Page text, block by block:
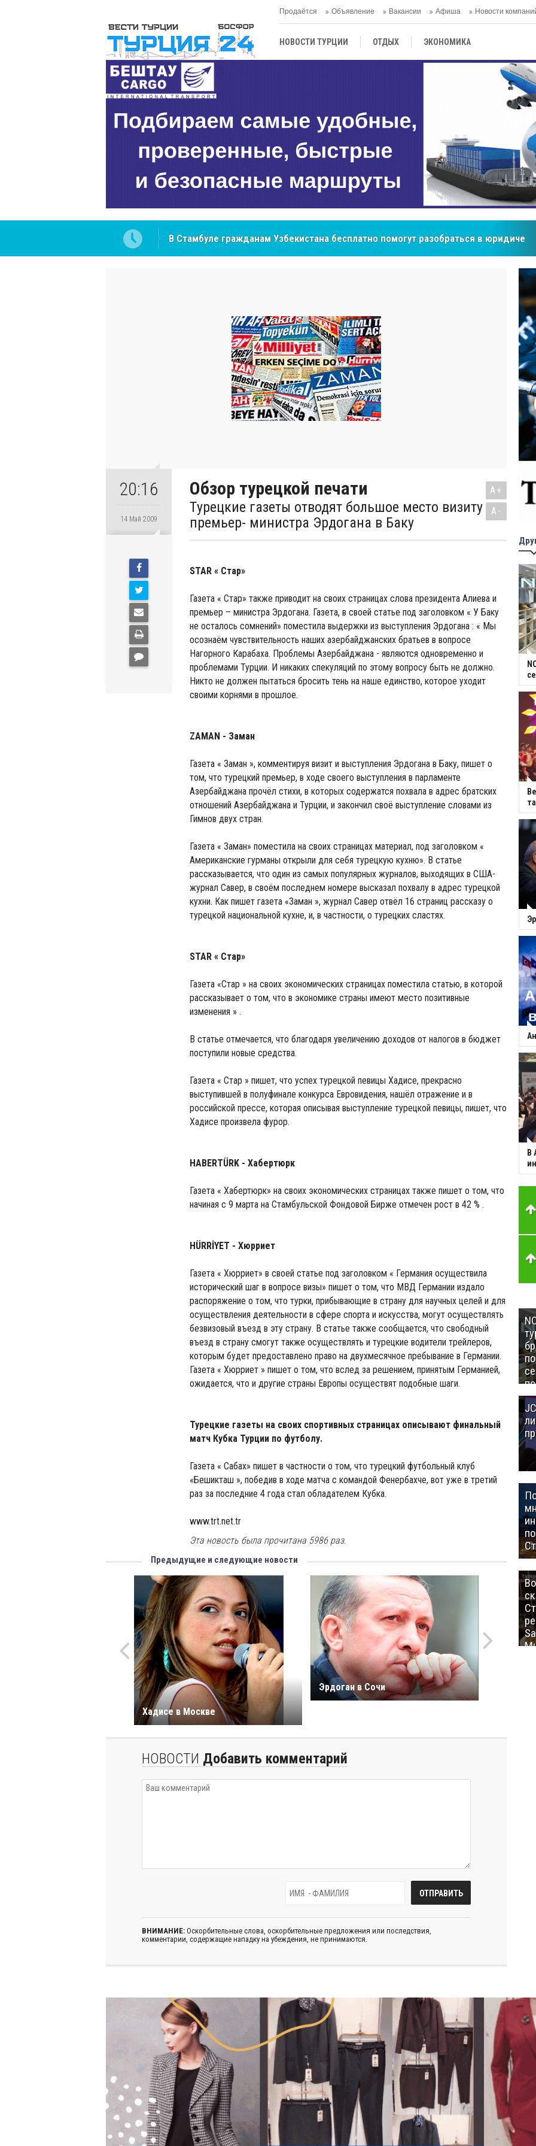
Продаётся Объявление Вакансии Афиша Новости
НОВОСТИ ТУРЦИИ ОТДЫХ ЭКОНОМИКА
ЦЕНТРАЛЬНАЯ АЗИЯ
В Стамбуле гражданам Узбекистана бесплатно помогут разобраться в
NCS Jeans: турецкий бренд, покоривший сердца покупателей Центральной Азии
20:16
14 Май 2009
Обзор турецкой печати
Tурецкие газеты отводят большое место визиту
премьер- министра Эрдогана в Баку
A+
A-
STAR « Стар»
Газета « Стар» также приводит на своих страницах слова президента Алиева и
премьер – министра Эрдогана. Газета, в своей статье под заголовком « У Баку
не осталось сомнений» поместила выдержки из выступления Эрдогана : « Мы
осознаём чувствительность наших азербайджанских братьев в вопросе
Нагорного Карабаха. Проблемы Азербайджана - являются одновременно и
проблемами Турции. И никаких спекуляций по этому вопросу быть не должно.
Никто не должен пытаться бросить тень на наше единство, которое уходит
своими корнями в прошлое.
ZAMAN - Заман
Газета « Заман », комментируя визит и выступления Эрдогана в Баку, пишет о
том, что турецкий премьер, в ходе своего выступления в парламенте
Азербайджана прочёл стихи, в которых содержатся похвала в адрес братских
отношений Азербайджана и Турции, и закончил своё выступление словами из
Гимнов двух стран.
Газета « Заман» поместила на своих страницах материал, под заголовком «
Американские гурманы открыли для себя турецкую кухню». В статье
рассказывается, что один из самых популярных журналов, выходящих в США-
журнал Савер, в своём последнем номере высказал похвалу в адрес турецкой
кухни. Как пишет газета «Заман », журнал Савер отвёл 16 страниц рассказу о
турецкой национальной кухне, и, в частности, о турецких сластях.
STAR « Стар»
Газета «Стар » на своих экономических страницах поместила статью, в которой
рассказывает о том, что в экономике страны имеют место позитивные
изменения » .
В статье отмечается, что благодаря увеличению доходов от налогов в бюджет
поступили новые средства.
Газета « Стар » пишет, что успех турецкой певицы Хадисе, прекрасно
выступившей в полуфинале конкурса Евровидения, нашёл отражение и в
российской прессе, которая описывая выступление турецкой певицы, пишет, что
Хадисе произвела фурор.
HABERTÜRK - Хабертюрк
Газета « Хабертюрк» на своих экономических страницах также пишет о том, что
начиная с 9 марта на Стамбульской Фондовой Бирже отмечен рост в 42 % .
HÜRRİYET - Хюрриет
Газета « Хюрриет» в своей статье под заголовком « Германия осуществила
исторический шаг в вопросе визы» пишет о том, что МВД Германии издало
распоряжение о том, что турки, прибывающие в страну для научных целей и для
осуществления деятельности в сфере спорта и искусства, могут осуществлять
безвизовый въезд в эту страну. В статье также сообщается, что свободный
въезд в страну смогут также осуществлять и турецкие водители трейлеров,
которым будет предоставлено право на двухмесячное пребывание в Германии.
Газета « Хюрриет » пишет о том, что вслед за решением, принятым Германией,
ожидается, что и другие страны Европы осуществят подобные шаги.
Турецкие газеты на своих спортивных страницах описывают финальный
матч Кубка Турции по футболу.
Газета « Сабах» пишет в частности о том, что турецкий футбольный клуб
«Бешикташ », победив в ходе матча с командой Фенербахче, вот уже в третий
раз за последние 4 года стал обладателем Кубка.
www.trt.net.tr
Эта новость была прочитана 5986 раз.
Предыдущие и следующие новости
Хадисе в Москве
Эрдоган в Сочи
НОВОСТИ Добавить комментарий
ВНИМАНИЕ: Оскорбительные слова, оскорбительные предложения или последствия,
комментарии, содержащие нападку на убеждения, не принимаются.
В